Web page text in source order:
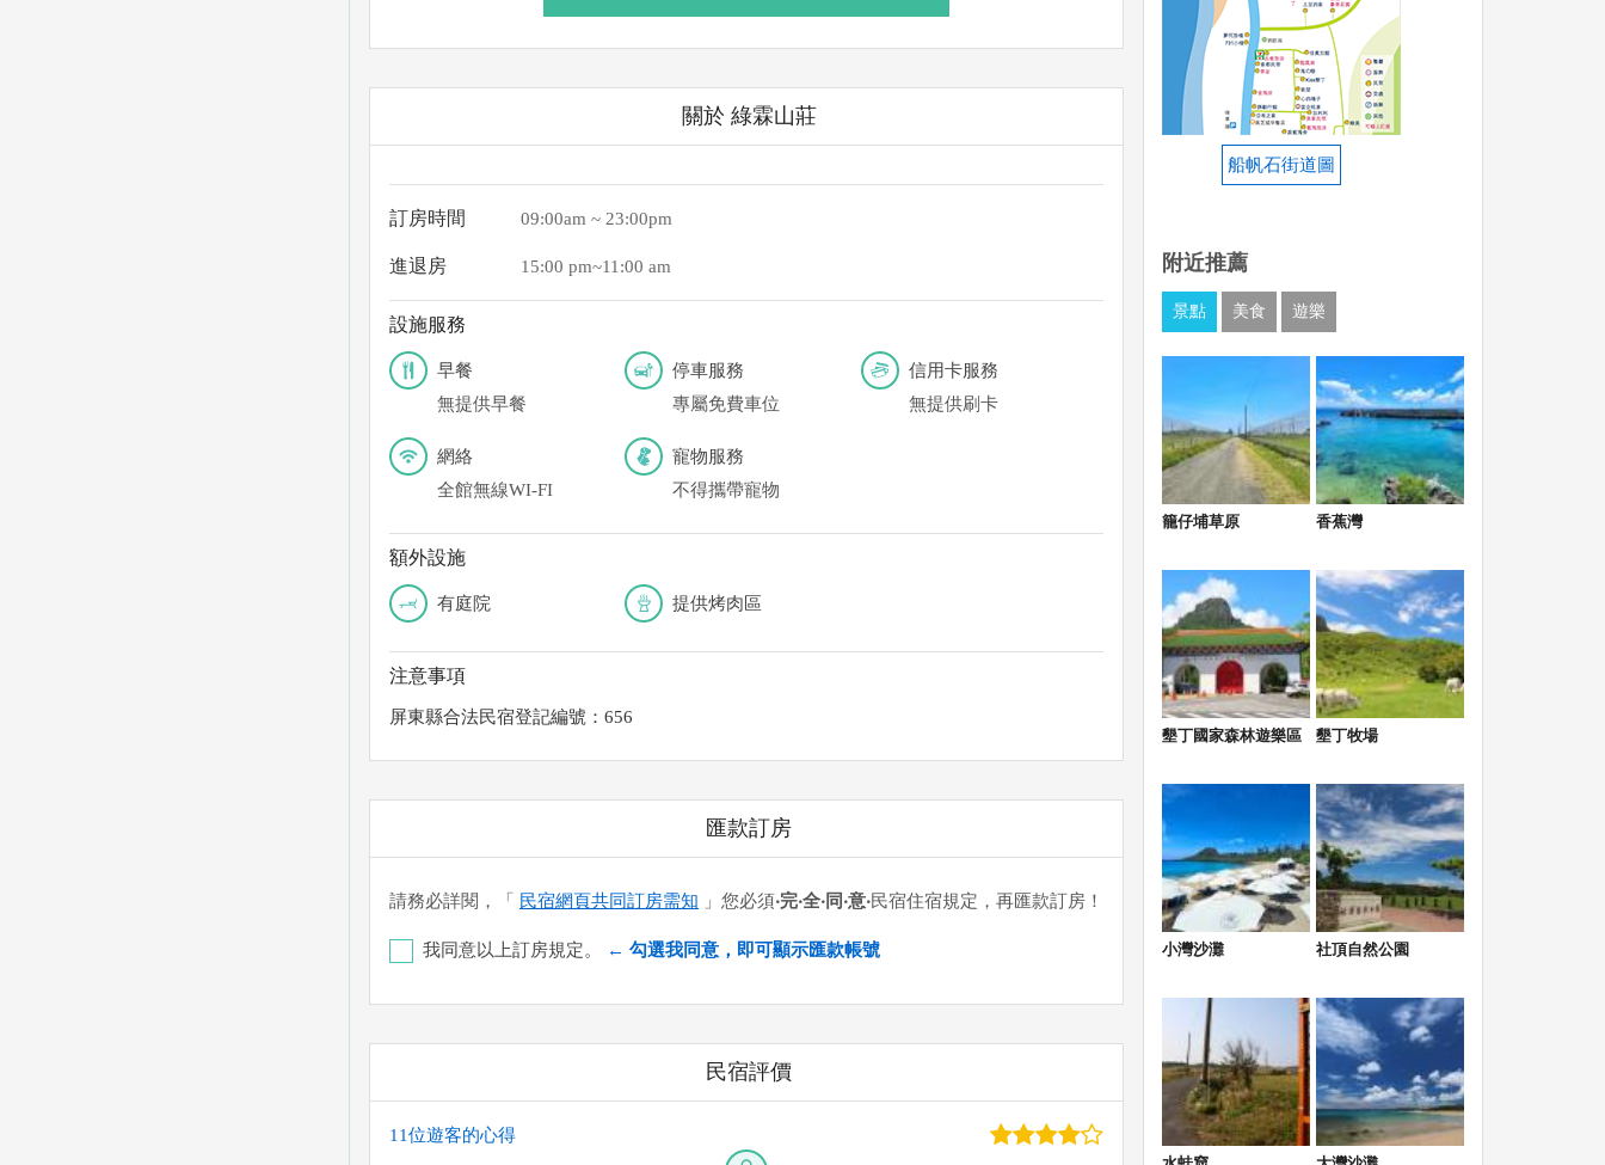
關於 綠霖山莊
訂房時間 09:00am ~ 23:00pm
進退房 15:00 pm~11:00 am
設施服務
早餐
無提供早餐
停車服務
專屬免費車位
信用卡服務
無提供刷卡
網絡
全館無線WI-FI
寵物服務
不得攜帶寵物
額外設施
有庭院 提供烤肉區
注意事項
屏東縣合法民宿登記編號：656
匯款訂房
請務必詳閱，「 民宿網頁共同訂房需知 」您必須‧完‧全‧同‧意‧民宿住宿規定，再匯款訂房！
我同意以上訂房規定。 ← 勾選我同意，即可顯示匯款帳號
您也可以利用這幾個常用的網路ATM匯款： [郵局ATM
(以上三個銀行網路ATM只是方便網友直接連結，並不代表民宿有提供該銀行匯款帳號
喔。) 匯入任何款項後，請記得與業者連絡喔！
民宿評價
11位遊客的心得
船帆石街道圖
附近推薦
景點 美食 遊樂
籠仔埔草原 香蕉灣
墾丁國家森林遊樂區 墾丁牧場
小灣沙灘 社頂自然公園